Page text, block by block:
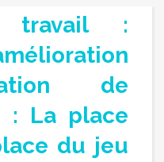
travail :
de
: La place
du jeu